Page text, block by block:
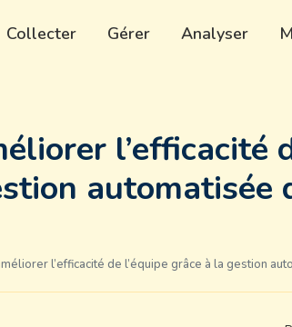
Collecter Gérer Analyser
l’efficacité
automatisée
l’efficacité de l’équipe grâce à la gestion